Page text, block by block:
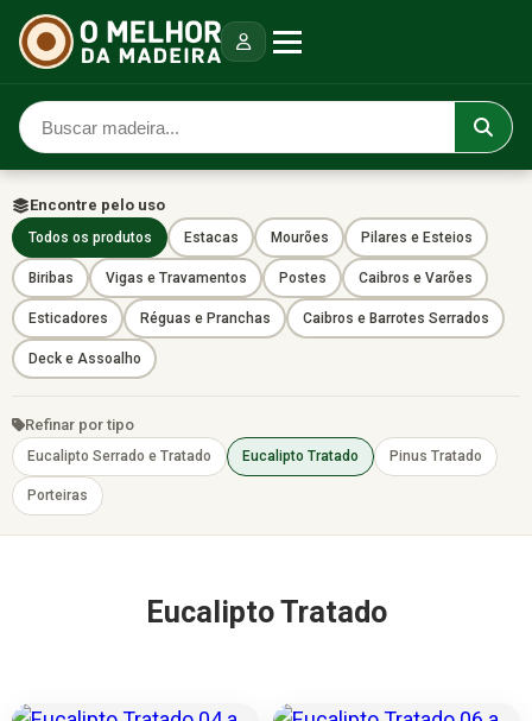
Encontre pelo uso
Todos os produtos Estacas Mourões Pilares e Esteios
Biribas Vigas e Travamentos Postes Caibros e Varões
Esticadores Réguas e Pranchas Caibros e Barrotes Serrados
Deck e Assoalho
Refinar por tipo
Eucalipto Serrado e Tratado Eucalipto Tratado Pinus Tratado
Porteiras
Eucalipto Tratado